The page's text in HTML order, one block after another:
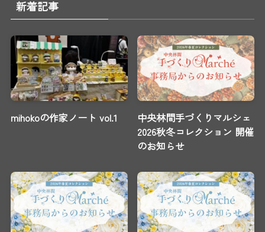
新着記事
mihokoの作家ノート vol.1
中央林間手づくりマルシェ
2026秋冬コレクション 開催
のお知らせ